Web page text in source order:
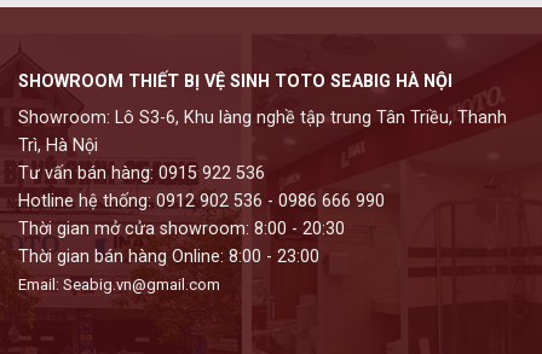
SHOWROOM THIẾT BỊ VỆ SINH TOTO SEABIG HÀ NỘI
Showroom: Lô S3-6, Khu làng nghề tập trung Tân Triều, Thanh
Trì, Hà Nội
Tư vấn bán hàng: 0915 922 536
Hotline hệ thống: 0912 902 536 - 0986 666 990
Thời gian mở cửa showroom: 8:00 - 20:30
Thời gian bán hàng Online: 8:00 - 23:00
Email: Seabig.vn@gmail.com